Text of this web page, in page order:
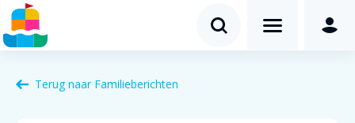
Terug naar Familieberichten